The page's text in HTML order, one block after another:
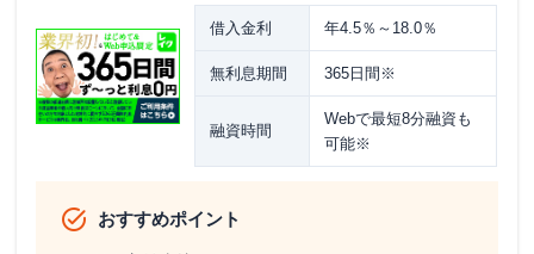
借入金利 年4.5％～18.0％
無利息期間 365日間※
融資時間
Webで最短8分融資も
可能※
おすすめポイント